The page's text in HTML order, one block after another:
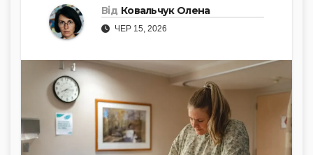
Від Ковальчук Олена
ЧЕР 15, 2026